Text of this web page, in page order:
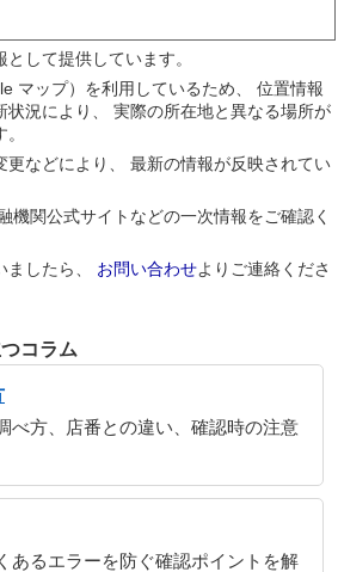
して提供しています。
マップ）を利用しているため、 位置情報
状況により、 実際の所在地と異なる場所が
更などにより、 最新の情報が反映されてい
機関公式サイトなどの一次情報をご確認く
ましたら、 お問い合わせよりご連絡くださ
コラム
べ方、店番との違い、確認時の注意
あるエラーを防ぐ確認ポイントを解